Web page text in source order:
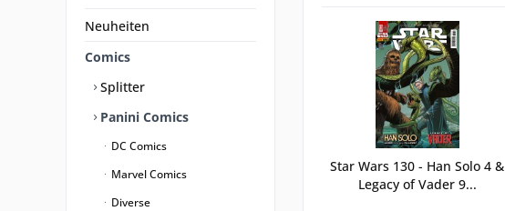
Neuheiten
Comics
Splitter
Panini Comics
DC Comics
Marvel Comics
Diverse
Star Wars 130 - Han Solo 4 &
Legacy of Vader 9...